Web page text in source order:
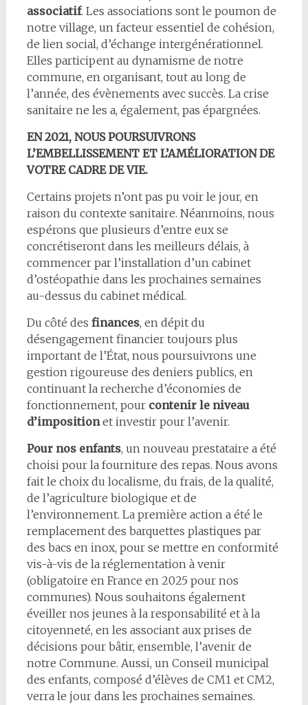
associatif. Les associations sont le poumon de
notre village, un facteur essentiel de cohésion,
de lien social, d’échange intergénérationnel.
Elles participent au dynamisme de notre
commune, en organisant, tout au long de
l’année, des évènements avec succès. La crise
sanitaire ne les a, également, pas épargnées.
EN 2021, NOUS POURSUIVRONS
L’EMBELLISSEMENT ET L’AMÉLIORATION DE
VOTRE CADRE DE VIE.
Certains projets n’ont pas pu voir le jour, en
raison du contexte sanitaire. Néanmoins, nous
espérons que plusieurs d’entre eux se
concrétiseront dans les meilleurs délais, à
commencer par l’installation d’un cabinet
d’ostéopathie dans les prochaines semaines
au-dessus du cabinet médical.
Du côté des finances, en dépit du
désengagement financier toujours plus
important de l’État, nous poursuivrons une
gestion rigoureuse des deniers publics, en
continuant la recherche d’économies de
fonctionnement, pour contenir le niveau
d’impositionet investir pour l’avenir.
Pour nos enfants, un nouveau prestataire a été
choisi pour la fourniture des repas. Nous avons
fait le choix du localisme, du frais, de la qualité,
de l’agriculture biologique et de
l’environnement. La première action a été le
remplacement des barquettes plastiques par
des bacs en inox, pour se mettre en conformité
vis-à-vis de la réglementation à venir
(obligatoire en France en 2025 pour nos
communes). Nous souhaitons également
éveiller nos jeunes à la responsabilité et à la
citoyenneté, en les associant aux prises de
décisions pour bâtir, ensemble, l’avenir de
notre Commune. Aussi, un Conseil municipal
des enfants, composé d’élèves de CM1 et CM2,
verra le jour dans les prochaines semaines.